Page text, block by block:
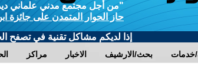
"من أجل مجتمع مدني علماني
حاز الحوار المتمدن على جائزة
إذا لديكم مشاكل تقنية في تصفح
مراكز الاخبار بحث/الارشيف خدمات